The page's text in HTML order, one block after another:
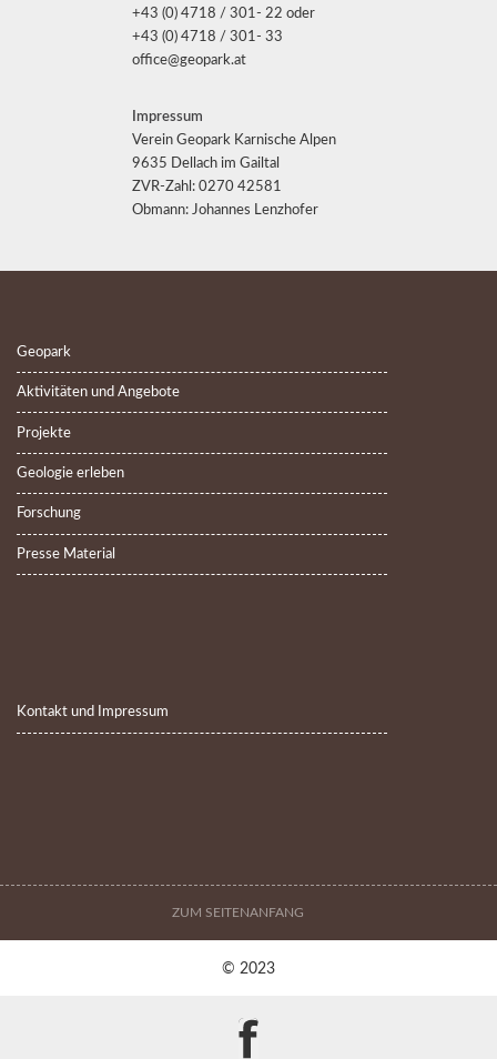
+43 (0) 4718 / 301- 22 oder
+43 (0) 4718 / 301- 33
office@geopark.at
Impressum
Verein Geopark Karnische Alpen
9635 Dellach im Gailtal
ZVR-Zahl: 0270 42581
Obmann: Johannes Lenzhofer
Geopark
Aktivitäten und Angebote
Projekte
Geologie erleben
Forschung
Presse Material
Kontakt und Impressum
ZUM SEITENANFANG
© 2023